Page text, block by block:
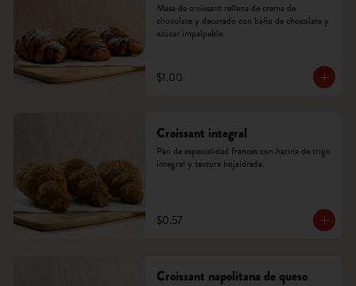
Masa de croissant rellena de crema de
chocolate y decorado con baño de chocolate y
azúcar impalpable.
$1.00
Croissant integral
Pan de especialidad francés con harina de trigo
integral y textura hojaldrada.
$0.57
Croissant napolitana de queso